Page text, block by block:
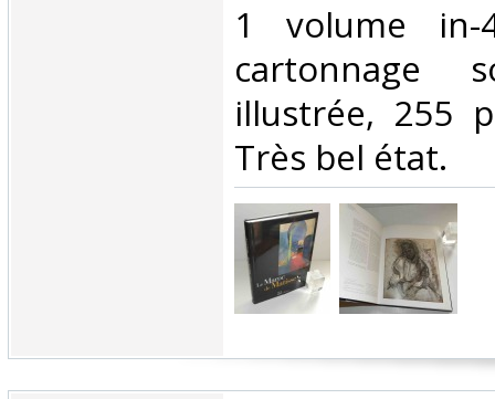
‎1 volume in-
cartonnage
illustrée, 255
Très bel état. ‎